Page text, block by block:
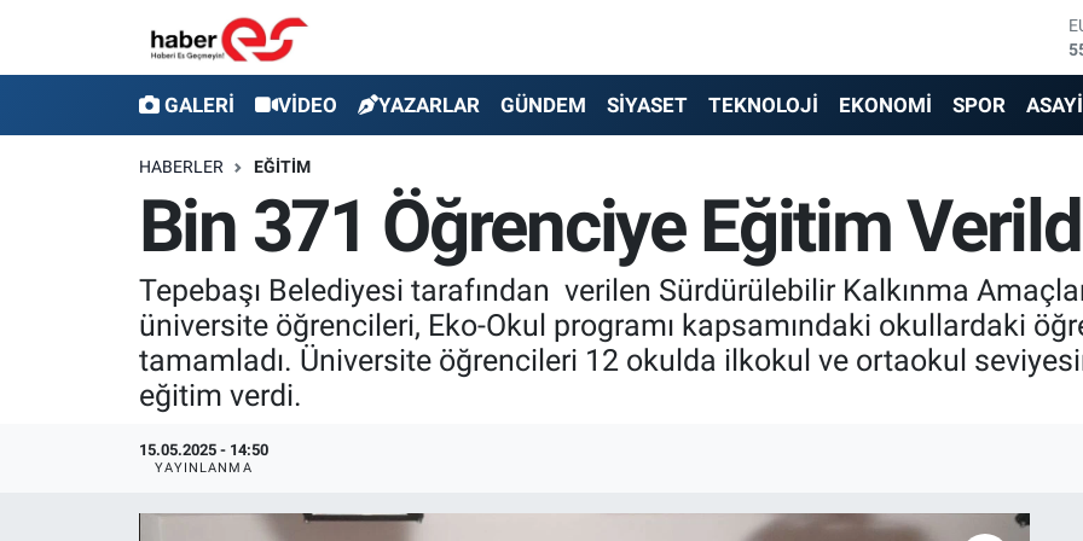
GALERİ VİDEO YAZARLAR GÜNDEM SİYASET TEKNOLOJİ EKONOMİ SPOR
HABERLER EĞİTİM
Bin 371 Öğrenciye Eğitim
Tepebaşı Belediyesi tarafından verilen Sürdürülebilir Kalkınma
üniversite öğrencileri, Eko-Okul programı kapsamındaki okullardaki
tamamladı. Üniversite öğrencileri 12 okulda ilkokul ve ortaokul
eğitim verdi.
15.05.2025 - 14:50
YAYINLANMA
YAZARLAR
GÜNDEM
SİYASET
TEKNOLOJİ
EKONOMİ
Eskişehir Nöbetçi Eczaneler
Eskişehir Hava Durumu
Eskişehir Trafik Yoğunluk Haritası
Süper Lig Puan Durumu ve Fikstür
Tüm Manşetler
Son Dakika Haberleri
Haber Arşivi